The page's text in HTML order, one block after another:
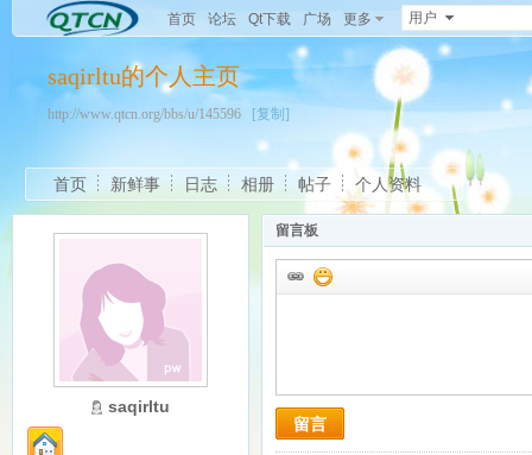
首页 论坛 Qt下载 广场 更多 用户
saqirltu的个人主页
http://www.qtcn.org/bbs/u/145596 [复制]
首页 新鲜事 日志 相册 帖子 个人资料
saqirltu
留言板
留言